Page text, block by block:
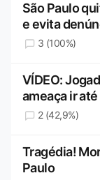
São Paulo
e evita
3 (100%)
VÍDEO:
ameaça ir
2 (42,9%)
Tragédia!
Paulo